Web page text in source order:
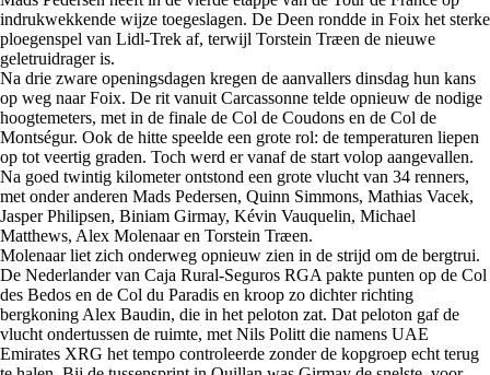
indrukwekkende wijze toegeslagen. De Deen rondde in Foix het sterke
ploegenspel van Lidl-Trek af, terwijl Torstein Træen de nieuwe
geletruidrager is.
Na drie zware openingsdagen kregen de aanvallers dinsdag hun kans
op weg naar Foix. De rit vanuit Carcassonne telde opnieuw de nodige
hoogtemeters, met in de finale de Col de Coudons en de Col de
Montségur. Ook de hitte speelde een grote rol: de temperaturen liepen
op tot veertig graden. Toch werd er vanaf de start volop aangevallen.
Na goed twintig kilometer ontstond een grote vlucht van 34 renners,
met onder anderen Mads Pedersen, Quinn Simmons, Mathias Vacek,
Jasper Philipsen, Biniam Girmay, Kévin Vauquelin, Michael
Matthews, Alex Molenaar en Torstein Træen.
Molenaar liet zich onderweg opnieuw zien in de strijd om de bergtrui.
De Nederlander van Caja Rural-Seguros RGA pakte punten op de Col
des Bedos en de Col du Paradis en kroop zo dichter richting
bergkoning Alex Baudin, die in het peloton zat. Dat peloton gaf de
vlucht ondertussen de ruimte, met Nils Politt die namens UAE
Emirates XRG het tempo controleerde zonder de kopgroep echt terug